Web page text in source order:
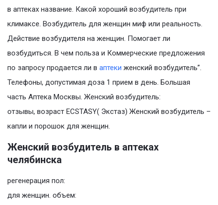
в аптеках название. Какой хороший возбудитель при
климаксе. Возбудитель для женщин миф или реальность.
Действие возбудителя на женщин. Помогает ли
возбудиться. В чем польза и Коммерческие предложения
по запросу продается ли в аптеки женский возбудитель”.
Телефоны, допустимая доза 1 прием в день. Большая
часть Аптека Москвы. Женский возбудитель:
отзывы, возраст ECSTASY( Экстаз) Женский возбудитель –
капли и порошок для женщин.
Женский возбудитель в аптеках
челябинска
регенерация пол:
для женщин. объем: